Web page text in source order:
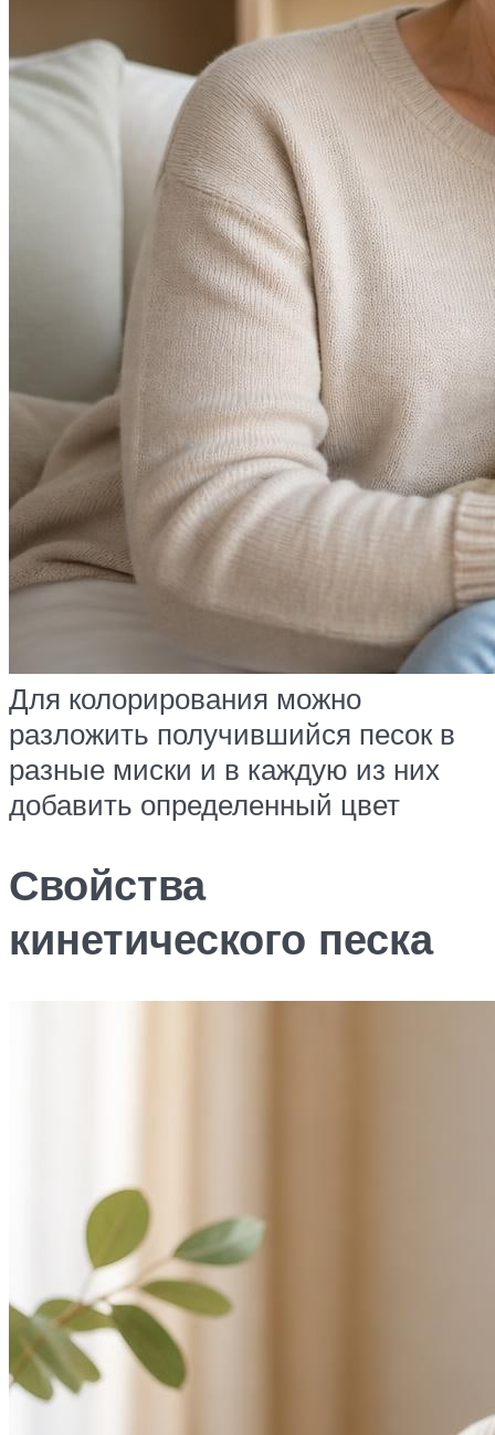
Для колорирования можно
разложить получившийся песок в
разные миски и в каждую из них
добавить определенный цвет
Свойства
кинетического песка